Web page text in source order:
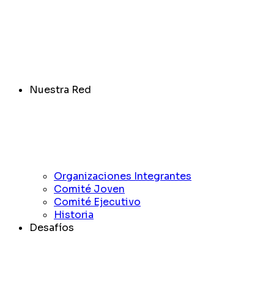
Nuestra Red
Organizaciones Integrantes
Comité Joven
Comité Ejecutivo
Historia
Desafíos